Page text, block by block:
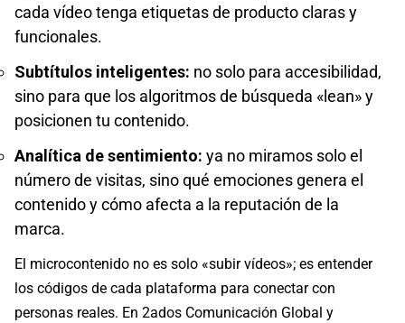
cada vídeo tenga etiquetas de producto claras y
funcionales.
Subtítulos inteligentes: no solo para accesibilidad,
sino para que los algoritmos de búsqueda «lean» y
posicionen tu contenido.
Analítica de sentimiento: ya no miramos solo el
número de visitas, sino qué emociones genera el
contenido y cómo afecta a la reputación de la
marca.
El microcontenido no es solo «subir vídeos»; es entender
los códigos de cada plataforma para conectar con
personas reales. En 2ados Comunicación Global y